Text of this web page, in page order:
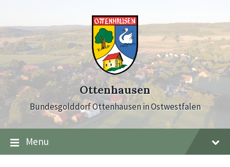
content
main
navigation
footer
Ottenhausen
Bundesgolddorf Ottenhausen in Ostwestfalen
Menu